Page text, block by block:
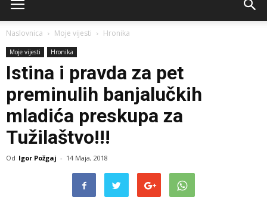
Naslovnica Moje vijesti Hronika
Moje vijesti Hronika
Istina i pravda za pet
preminulih banjalučkih
mladića preskupa za
Tužilaštvo!!!
Od Igor Požgaj - 14 Maja, 2018